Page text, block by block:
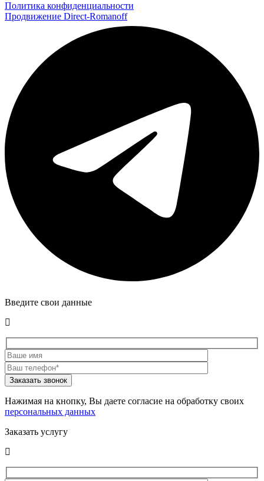
Политика конфиденциальности
Продвижение Direct‑Romanoff
Введите свои данные
Нажимая на кнопку, Вы даете согласие на обработку своих
персональных данных
Заказать услугу